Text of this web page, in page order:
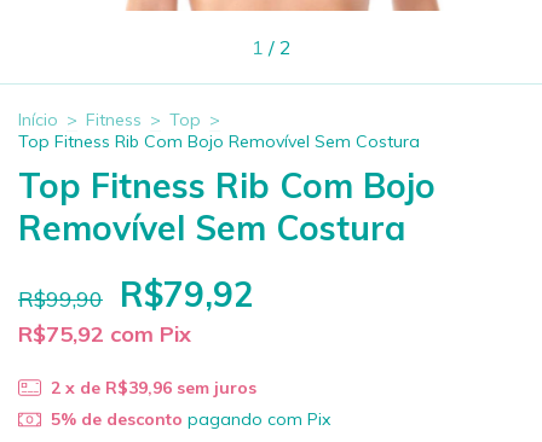
1 / 2
Início > Fitness > Top >
Top Fitness Rib Com Bojo Removível Sem Costura
Top Fitness Rib Com Bojo
Removível Sem Costura
R$99,90 R$79,92
R$75,92 com Pix
2 x de R$39,96 sem juros
5% de desconto pagando com Pix